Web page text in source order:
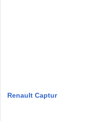
Renault Captur